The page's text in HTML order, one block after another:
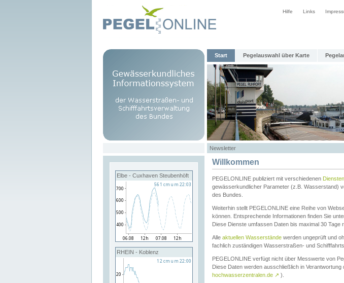
Hilfe Links
Start Pegelauswahl über Karte
Newsletter
Elbe - Cuxhaven Steubenhöft
RHEIN - Koblenz
Willkommen
PEGELONLINE publiziert mit verschiedenen Diensten
gewässerkundlicher Parameter (z.B. Wasserstand)
des Bundes.
Weiterhin stellt PEGELONLINE eine Reihe von
können. Entsprechende Informationen finden Sie
Diese Dienste umfassen Daten bis maximal 30 Tage
Alle aktuellen Wasserstände werden ungeprüft und
fachlich zuständigen Wasserstraßen- und
PEGELONLINE verfügt nicht über Messwerte von
Diese Daten werden ausschließlich in
hochwasserzentralen.de ↗ ).